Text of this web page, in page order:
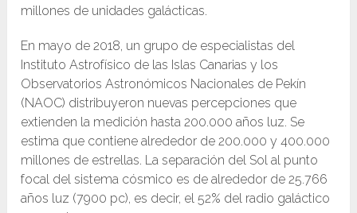
millones de unidades galácticas.
En mayo de 2018, un grupo de especialistas del
Instituto Astrofísico de las Islas Canarias y los
Observatorios Astronómicos Nacionales de Pekín
(NAOC) distribuyeron nuevas percepciones que
extienden la medición hasta 200.000 años luz. Se
estima que contiene alrededor de 200.000 y 400.000
millones de estrellas. La separación del Sol al punto
focal del sistema cósmico es de alrededor de 25.766
años luz (7900 pc), es decir, el 52% del radio galáctico